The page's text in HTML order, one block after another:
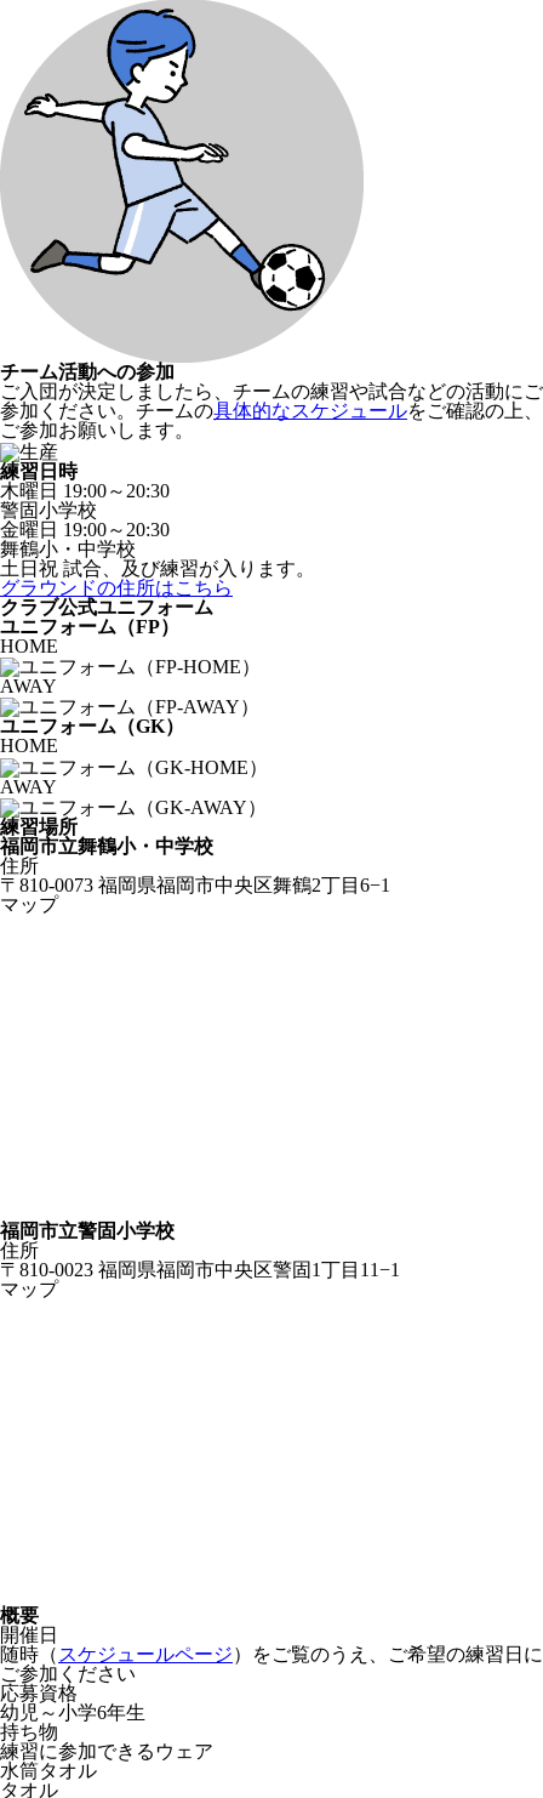
チーム活動への参加
ご入団が決定しましたら、チームの練習や試合などの活動にご
参加ください。チームの具体的なスケジュールをご確認の上、
ご参加お願いします。
練習日時
木曜日 19:00～20:30
警固小学校
金曜日 19:00～20:30
舞鶴小・中学校
土日祝 試合、及び練習が入ります。
グラウンドの住所はこちら
クラブ公式ユニフォーム
ユニフォーム（FP）
HOME
AWAY
ユニフォーム（GK）
HOME
AWAY
練習場所
福岡市立舞鶴小・中学校
住所
〒810-0073 福岡県福岡市中央区舞鶴2丁目6−1
マップ
福岡市立警固小学校
住所
〒810-0023 福岡県福岡市中央区警固1丁目11−1
マップ
概要
開催日
随時（ スケジュールページ）をご覧のうえ、ご希望の練習日に
ご参加ください
応募資格
幼児～小学6年生
持ち物
練習に参加できるウェア
水筒タオル
タオル